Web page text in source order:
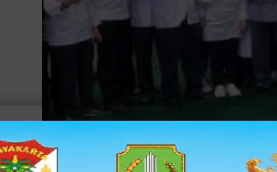
Acara dipimpin langsung